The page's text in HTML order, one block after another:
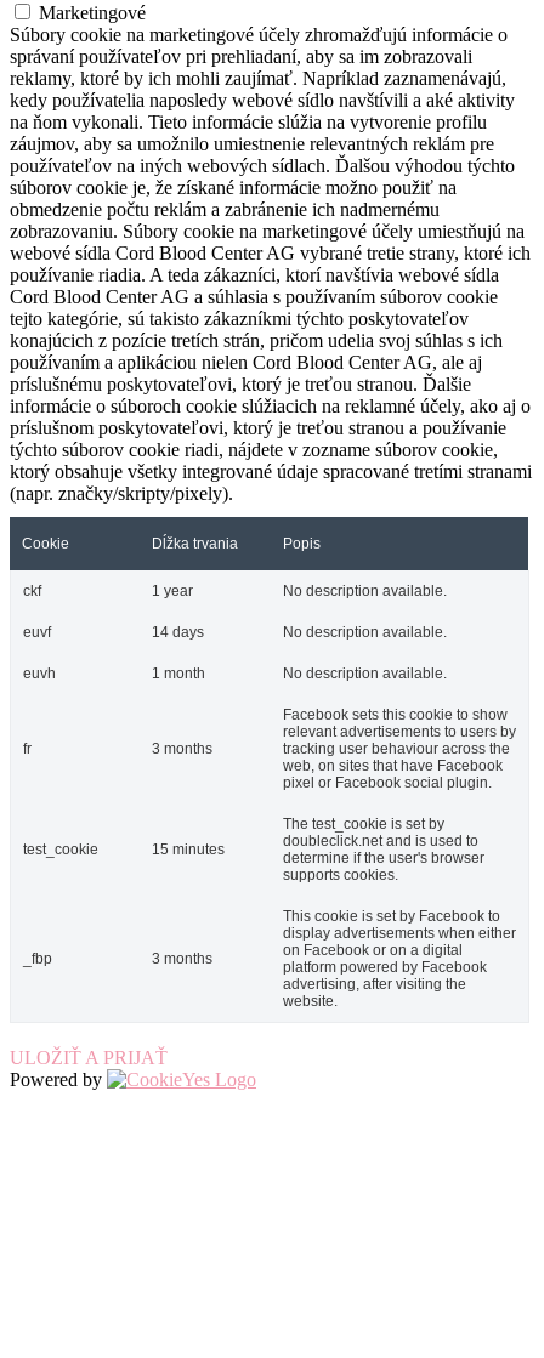
Marketingové
Súbory cookie na marketingové účely zhromažďujú informácie o
správaní používateľov pri prehliadaní, aby sa im zobrazovali
reklamy, ktoré by ich mohli zaujímať. Napríklad zaznamenávajú,
kedy používatelia naposledy webové sídlo navštívili a aké aktivity
na ňom vykonali. Tieto informácie slúžia na vytvorenie profilu
záujmov, aby sa umožnilo umiestnenie relevantných reklám pre
používateľov na iných webových sídlach. Ďalšou výhodou týchto
súborov cookie je, že získané informácie možno použiť na
obmedzenie počtu reklám a zabránenie ich nadmernému
zobrazovaniu. Súbory cookie na marketingové účely umiestňujú na
webové sídla Cord Blood Center AG vybrané tretie strany, ktoré ich
používanie riadia. A teda zákazníci, ktorí navštívia webové sídla
Cord Blood Center AG a súhlasia s používaním súborov cookie
tejto kategórie, sú takisto zákazníkmi týchto poskytovateľov
konajúcich z pozície tretích strán, pričom udelia svoj súhlas s ich
používaním a aplikáciou nielen Cord Blood Center AG, ale aj
príslušnému poskytovateľovi, ktorý je treťou stranou. Ďalšie
informácie o súboroch cookie slúžiacich na reklamné účely, ako aj o
príslušnom poskytovateľovi, ktorý je treťou stranou a používanie
týchto súborov cookie riadi, nájdete v zozname súborov cookie,
ktorý obsahuje všetky integrované údaje spracované tretími stranami
(napr. značky/skripty/pixely).
Cookie Dĺžka trvania Popis
ckf 1 year No description available.
euvf 14 days No description available.
euvh 1 month No description available.
fr 3 months
Facebook sets this cookie to show
relevant advertisements to users by
tracking user behaviour across the
web, on sites that have Facebook
pixel or Facebook social plugin.
test_cookie 15 minutes
The test_cookie is set by
doubleclick.net and is used to
determine if the user's browser
supports cookies.
_fbp 3 months
This cookie is set by Facebook to
display advertisements when either
on Facebook or on a digital
platform powered by Facebook
advertising, after visiting the
website.
ULOŽIŤ A PRIJAŤ
Powered by